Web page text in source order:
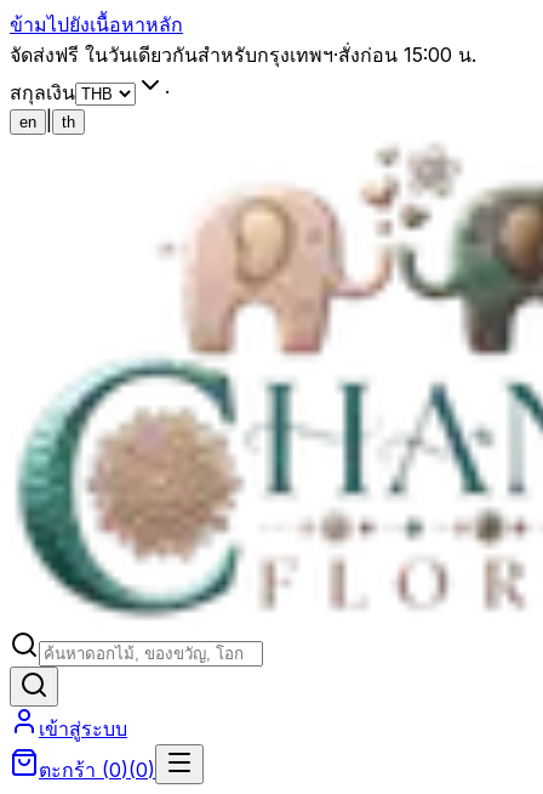
ข้ามไปยังเนื้อหาหลัก
จัดส่งฟรี ในวันเดียวกันสำหรับกรุงเทพฯ·สั่งก่อน 15:00 น.
สกุลเงิน
·
en th
เข้าสู่ระบบ
ตะกร้า (0)(0)